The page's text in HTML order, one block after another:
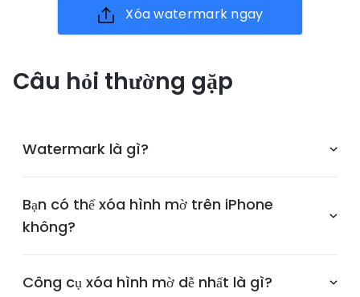
Xóa watermark ngay
Câu hỏi thường gặp
Watermark là gì?
Bạn có thể xóa hình mờ trên iPhone
không?
Công cụ xóa hình mờ dễ nhất là gì?